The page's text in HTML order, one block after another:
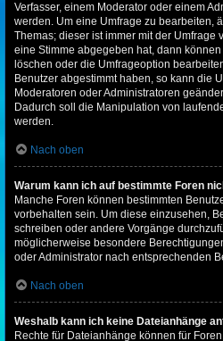
Verfasser, einem Moderator oder einem
werden. Um eine Umfrage zu bearbeiten,
Themas; dieser ist immer mit der Umfrage
eine Stimme abgegeben hat, dann
löschen oder die Umfrageoption
Benutzer abgestimmt haben, so kann die
Moderatoren oder Administratoren
Dadurch soll die Manipulation von
werden.
Nach oben
Warum kann ich auf bestimmte Foren
Manche Foren können bestimmten
vorbehalten sein. Um diese einzusehen,
schreiben oder andere Vorgänge
möglicherweise besondere
oder Administrator nach entsprechenden
Nach oben
Weshalb kann ich keine Dateianhänge
Rechte für Dateianhänge können für